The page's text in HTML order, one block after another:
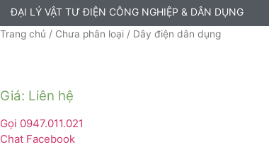
ĐẠI LÝ VẬT TƯ ĐIỆN CÔNG NGHIỆP & DÂN DỤNG
Trang chủ / Chưa phân loại / Dây điện dân dụng
Giá: Liên hệ
Gọi 0947.011.021
Chat Facebook